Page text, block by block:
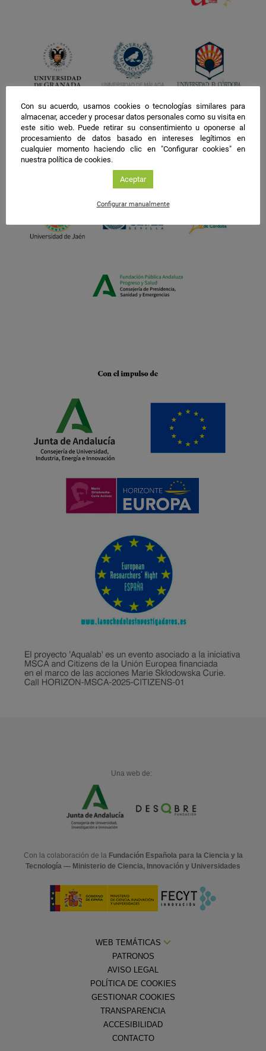
Una web de:
Con la colaboración de la Fundación Española para la Ciencia y la
Tecnología — Ministerio de Ciencia, Innovación y Universidades
WEB TEMÁTICAS
PATRONOS
AVISO LEGAL
POLÍTICA DE COOKIES
GESTIONAR COOKIES
TRANSPARENCIA
ACCESIBILIDAD
CONTACTO
Con su acuerdo, usamos cookies o tecnologías similares para
almacenar, acceder y procesar datos personales como su visita en
este sitio web. Puede retirar su consentimiento u oponerse al
procesamiento de datos basado en intereses legítimos en
cualquier momento haciendo clic en "Configurar cookies" en
nuestra política de cookies.
Aceptar
Configurar manualmente